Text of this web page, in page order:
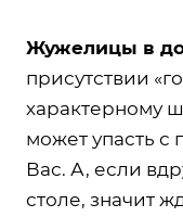
Жужелицы в
присутствии
характерному
может упасть с
Вас. А, если
столе, значит